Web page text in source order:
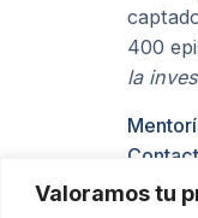
Valoramos tu
400
la